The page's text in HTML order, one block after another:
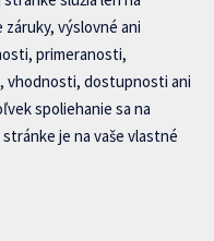
výslovné ani
primeranosti,
vhodnosti, dostupnosti ani
spoliehanie sa na
je na vaše vlastné